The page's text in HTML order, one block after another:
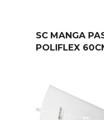
SC MANGA
POLIFLEX